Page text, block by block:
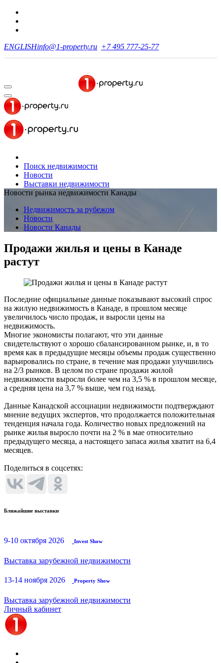
ENGLISHinfo@1-property.ru +7 495 777-25-77
Поиск недвижимости
Новости
Выставки недвижимости
Новости рынка недвижимости Канады
Недвижимость за рубежом
Новости
Новости Канады
Продажи жилья и цены в Канаде
растут
Последние официальные данные показывают высокий спрос
на жилую недвижимость в Канаде, в прошлом месяце
увеличилось число продаж, и выросли цены на
недвижимость.
Многие экономисты полагают, что эти данные
свидетельствуют о хорошо сбалансированном рынке, и, в то
время как в предыдущие месяцы объемы продаж существенно
варьировались по стране, в течение мая продажи улучшились
на 2/3 рынков. В целом по стране продажи жилой
недвижимости выросли более чем на 3,5 % в прошлом месяце,
а средняя цена на 3,7 % выше, чем год назад.
Данные Канадской ассоциации недвижимости подтверждают
мнение ведущих экспертов, что продолжается положительная
тенденция начала года. Количество новых предложений на
рынке жилья выросло почти на 2 % в мае относительно
предыдущего месяца, а настоящего запаса жилья хватит на 6,4
месяцев.
Поделиться в соцсетях:
Ближайшие выставки
9-10 октября 2026 Invest Show
Выставка зарубежной недвижимости
13-14 ноября 2026 Property Show
Выставка зарубежной недвижимости
Личный кабинет